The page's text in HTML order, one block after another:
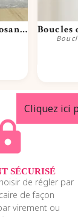
Boucle d'oreille pendante, losange...
Cliquez ici
SÉCURISÉ
de régler par
de façon
virement ou